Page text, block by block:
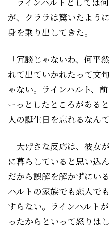
が、クララは驚いたよう
身を乗り出してきた。
「冗談じゃないわ、何平
れて出ていかれたって文
ゃない。ラインハルト、
ーっとしたところがある
人の誕生日を忘れるなん
大げさな反応は、彼女
に暮らしていると思い込
だから誤解を解かずにい
ハルトの家族でも恋人で
すらない。ラインハルト
ったからといって怒りは